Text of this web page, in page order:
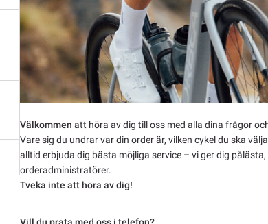
Välkommen att höra av dig till oss med alla dina frågor
Vare sig du undrar var din order är, vilken cykel du ska
alltid erbjuda dig bästa möjliga service – vi ger dig
orderadministratörer.
Tveka inte att höra av dig!
Vill du prata med oss i telefon?